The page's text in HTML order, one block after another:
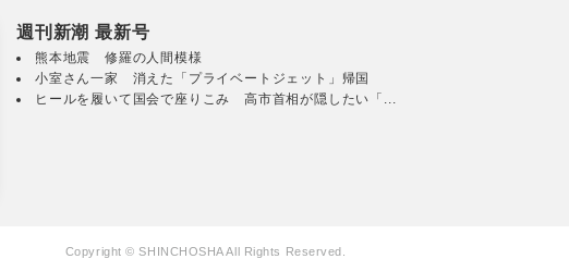
週刊新潮 最新号
熊本地震 修羅の人間模様
小室さん一家 消えた「プライベートジェット」帰国
ヒールを履いて国会で座りこみ 高市首相が隠したい「...
Copyright © SHINCHOSHA All Rights Reserved.